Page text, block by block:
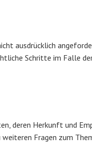
ausdrücklich
Schritte im Falle
deren Herkunft und
Fragen zum